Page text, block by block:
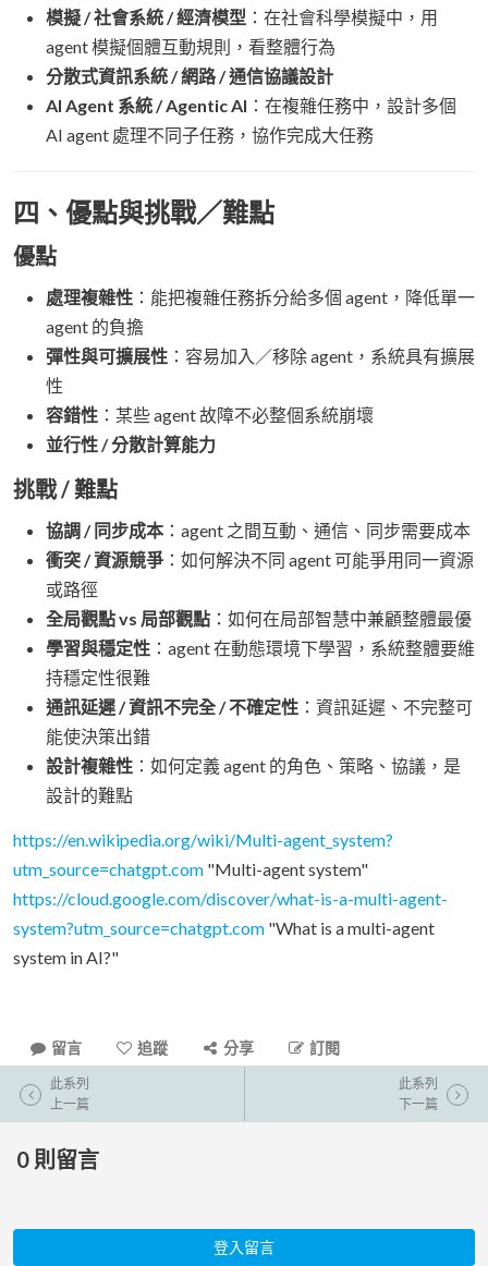
模擬 / 社會系統 / 經濟模型 ：在社會科學模擬中，用
agent 模擬個體互動規則，看整體行為
分散式資訊系統 / 網路 / 通信協議設計
AI Agent 系統 / Agentic AI ：在複雜任務中，設計多個
AI agent 處理不同子任務，協作完成大任務
四、優點與挑戰／難點
優點
處理複雜性 ：能把複雜任務拆分給多個 agent，降低單一
agent 的負擔
彈性與可擴展性 ：容易加入／移除 agent，系統具有擴展
性
容錯性 ：某些 agent 故障不必整個系統崩壞
並行性 / 分散計算能力
挑戰 / 難點
協調 / 同步成本 ：agent 之間互動、通信、同步需要成本
衝突 / 資源競爭 ：如何解決不同 agent 可能爭用同一資源
或路徑
全局觀點 vs 局部觀點 ：如何在局部智慧中兼顧整體最優
學習與穩定性 ：agent 在動態環境下學習，系統整體要維
持穩定性很難
通訊延遲 / 資訊不完全 / 不確定性 ：資訊延遲、不完整可
能使決策出錯
設計複雜性 ：如何定義 agent 的角色、策略、協議，是
設計的難點
https://en.wikipedia.org/wiki/Multi-agent_system?
utm_source=chatgpt.com "Multi-agent system"
https://cloud.google.com/discover/what-is-a-multi-agent-
system?utm_source=chatgpt.com "What is a multi-agent
system in AI?"
留言 追蹤 分享 訂閱
此系列
上一篇
此系列
下一篇
0 則留言
登入留言